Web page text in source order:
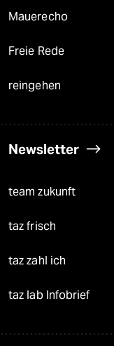
Mauerecho
Freie Rede
reingehen
Newsletter
team zukunft
taz frisch
taz zahl ich
taz lab Infobrief